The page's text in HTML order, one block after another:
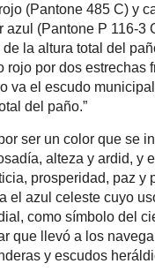
(Pantone 485 C) y
azul (Pantone P 116-3
la altura total del
rojo por dos estrechas
va el escudo
del paño.”
ser un color que se
alteza y ardid, y
prosperidad, paz y
el azul celeste cuyo
como símbolo del
que llevó a los
y escudos